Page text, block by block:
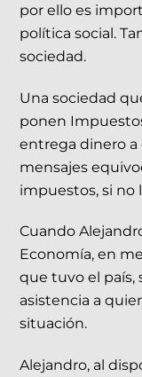
por ello es
política social.
sociedad.
Una sociedad
ponen
entrega dinero
mensajes
impuestos, si no
Cuando
Economía, en
que tuvo el país,
asistencia a
situación.
Alejandro, al